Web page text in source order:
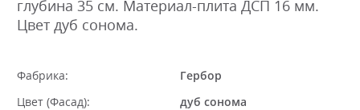
глубина 35 см. Материал-плита ДСП 16 мм.
Цвет дуб сонома.
Фабрика:
Гербор
Цвет (Фасад):
дуб сонома